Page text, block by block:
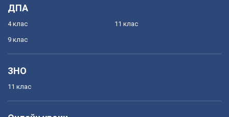
ДПА
4 клас
9 клас
11 клас
ЗНО
11 клас